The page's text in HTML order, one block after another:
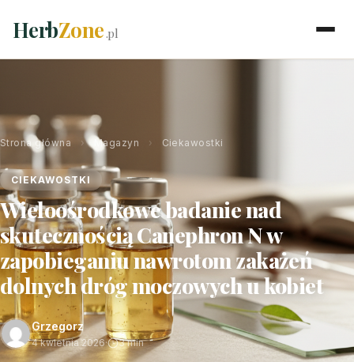
HerbZone.pl
Strona główna › Magazyn › Ciekawostki
CIEKAWOSTKI
Wieloośrodkowe badanie nad
skutecznością Canephron N w
zapobieganiu nawrotom zakażeń
dolnych dróg moczowych u kobiet
Grzegorz
4 kwietnia 2026· 3 min